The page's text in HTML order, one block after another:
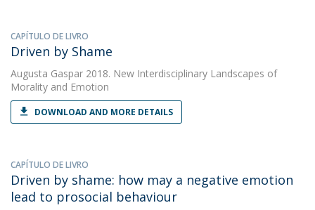
CAPÍTULO DE LIVRO
Driven by Shame
Augusta Gaspar 2018. New Interdisciplinary Landscapes of
Morality and Emotion
DOWNLOAD AND MORE DETAILS
CAPÍTULO DE LIVRO
Driven by shame: how may a negative emotion
lead to prosocial behaviour